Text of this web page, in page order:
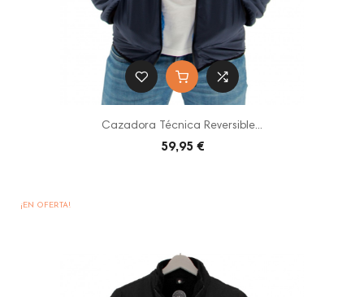
Cazadora Técnica Reversible...
59,95 €
¡EN OFERTA!